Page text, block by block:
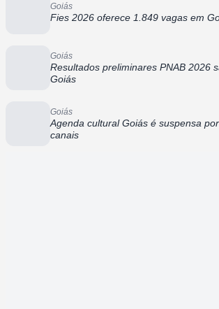
Goiás
Fies 2026 oferece 1.849 vagas em
Goiás
Resultados preliminares PNAB 2026
Goiás
Goiás
Agenda cultural Goiás é suspensa
canais